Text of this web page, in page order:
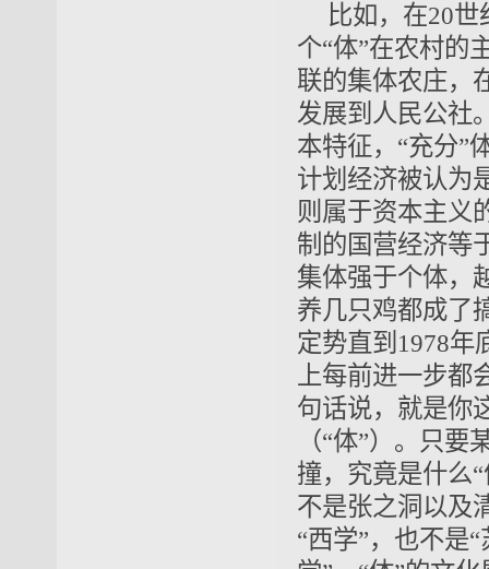
比如，在20
个“体”在农村的
联的集体农庄，
发展到人民公社
本特征，“充分”
计划经济被认为
则属于资本主义
制的国营经济等
集体强于个体，
养几只鸡都成了
定势直到1978年
上每前进一步都
句话说，就是你
（“体”） 。只要
撞，究竟是什么
不是张之洞以及
“西学”，也不是